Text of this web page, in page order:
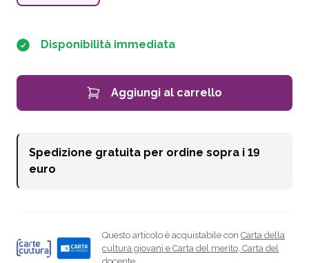
Disponibilità immediata
Aggiungi al carrello
Spedizione gratuita per ordine sopra i 19
euro
Questo articolo è acquistabile con Carta della
cultura giovani e Carta del merito, Carta del